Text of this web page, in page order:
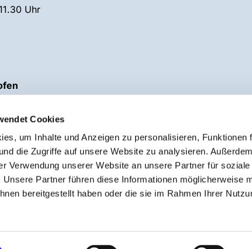
Cookies
um Inhalte und Anzeigen zu personalisieren, Funktionen
die Zugriffe auf unsere Website zu analysieren.
Verwendung unserer Website an unsere Partner für
Unsere Partner führen diese Informationen möglicherweise
bereitgestellt haben oder die sie im Rahmen Ihrer
Uhr
Ev. Kirchenkreis Iserlohnund derEv. Kirche von